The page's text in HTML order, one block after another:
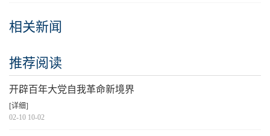
相关新闻
推荐阅读
开辟百年大党自我革命新境界
[详细]
02-10 10-02